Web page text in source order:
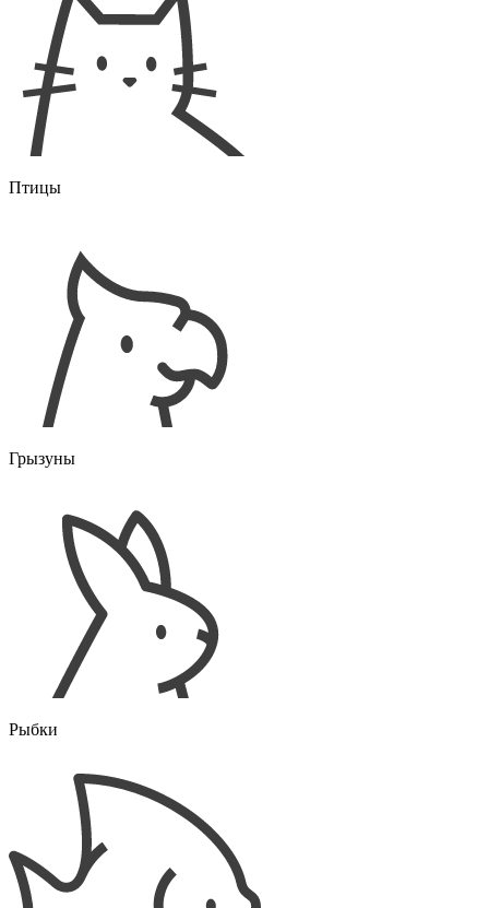
Птицы
Грызуны
Рыбки